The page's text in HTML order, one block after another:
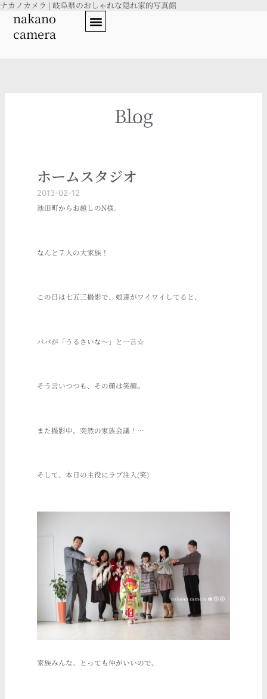
内
ナカノカメラ | 岐阜県のおしゃれな隠れ家的写真館
nakano
camera
Blog
ホームスタジオ
2013-02-12
池田町からお越しのN様。
なんと７人の大家族！
この日は七五三撮影で、娘達がワイワイしてると、
パパが「うるさいな～」 と一言☆
そう 言いつつも、その顔は笑顔。
また撮影中、突然の家族会議！…
そして、本日の主役にラブ注入(笑)
家族みんな、 とっても仲がいいので、